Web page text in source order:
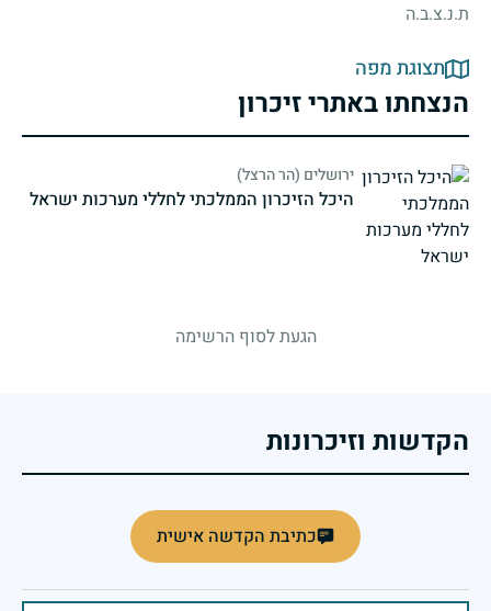
ת.נ.צ.ב.ה
תצוגת מפה
הנצחתו באתרי זיכרון
ירושלים (הר הרצל)
היכל הזיכרון הממלכתי לחללי מערכות ישראל
הגעת לסוף הרשימה
הקדשות וזיכרונות
כתיבת הקדשה אישית